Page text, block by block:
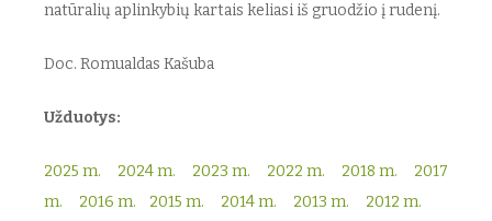
natūralių aplinkybių kartais keliasi iš gruodžio į rudenį.
Doc. Romualdas Kašuba
Užduotys:
2025 m. 2024 m. 2023 m. 2022 m. 2018 m.
2017
m.
2016 m. 2015 m. 2014 m. 2013 m.
2012 m.